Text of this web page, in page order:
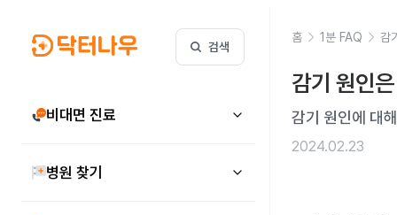
검색
비대면 진료
병원 찾기
홈 1분 FAQ 감
감기 원인
감기 원인에 대
2024.02.23